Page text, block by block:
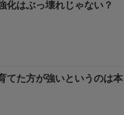
化はぶっ壊れじゃない？
てた方が強いというのは本